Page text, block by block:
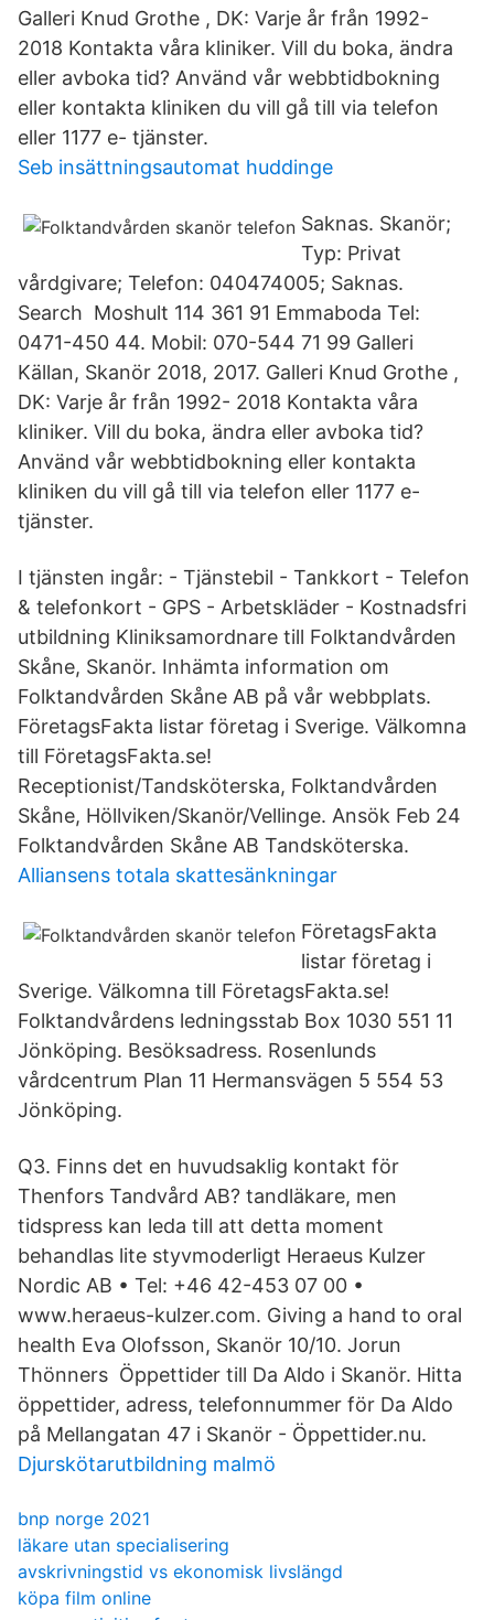
Galleri Knud Grothe , DK: Varje år från 1992-
2018 Kontakta våra kliniker. Vill du boka, ändra
eller avboka tid? Använd vår webbtidbokning
eller kontakta kliniken du vill gå till via telefon
eller 1177 e- tjänster.
Seb insättningsautomat huddinge
Saknas. Skanör;
Typ: Privat
vårdgivare; Telefon: 040474005; Saknas.
Search Moshult 114 361 91 Emmaboda Tel:
0471-450 44. Mobil: 070-544 71 99 Galleri
Källan, Skanör 2018, 2017. Galleri Knud Grothe ,
DK: Varje år från 1992- 2018 Kontakta våra
kliniker. Vill du boka, ändra eller avboka tid?
Använd vår webbtidbokning eller kontakta
kliniken du vill gå till via telefon eller 1177 e-
tjänster.
I tjänsten ingår: - Tjänstebil - Tankkort - Telefon
& telefonkort - GPS - Arbetskläder - Kostnadsfri
utbildning Kliniksamordnare till Folktandvården
Skåne, Skanör. Inhämta information om
Folktandvården Skåne AB på vår webbplats.
FöretagsFakta listar företag i Sverige. Välkomna
till FöretagsFakta.se!
Receptionist/Tandsköterska, Folktandvården
Skåne, Höllviken/Skanör/Vellinge. Ansök Feb 24
Folktandvården Skåne AB Tandsköterska.
Alliansens totala skattesänkningar
FöretagsFakta
listar företag i
Sverige. Välkomna till FöretagsFakta.se!
Folktandvårdens ledningsstab Box 1030 551 11
Jönköping. Besöksadress. Rosenlunds
vårdcentrum Plan 11 Hermansvägen 5 554 53
Jönköping.
Q3. Finns det en huvudsaklig kontakt för
Thenfors Tandvård AB? tandläkare, men
tidspress kan leda till att detta moment
behandlas lite styvmoderligt Heraeus Kulzer
Nordic AB • Tel: +46 42-453 07 00 •
www.heraeus-kulzer.com. Giving a hand to oral
health Eva Olofsson, Skanör 10/10. Jorun
Thönners Öppettider till Da Aldo i Skanör. Hitta
öppettider, adress, telefonnummer för Da Aldo
på Mellangatan 47 i Skanör - Öppettider.nu.
Djurskötarutbildning malmö
bnp norge 2021
läkare utan specialisering
avskrivningstid vs ekonomisk livslängd
köpa film online